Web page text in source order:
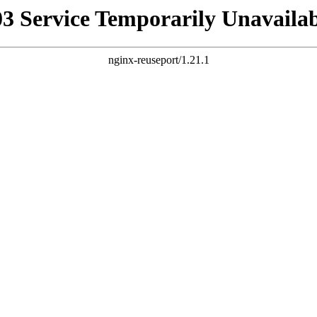
Service Temporarily
nginx-reuseport/1.21.1